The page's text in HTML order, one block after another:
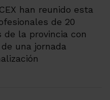
han reunido esta
de 20
la provincia con
una jornada